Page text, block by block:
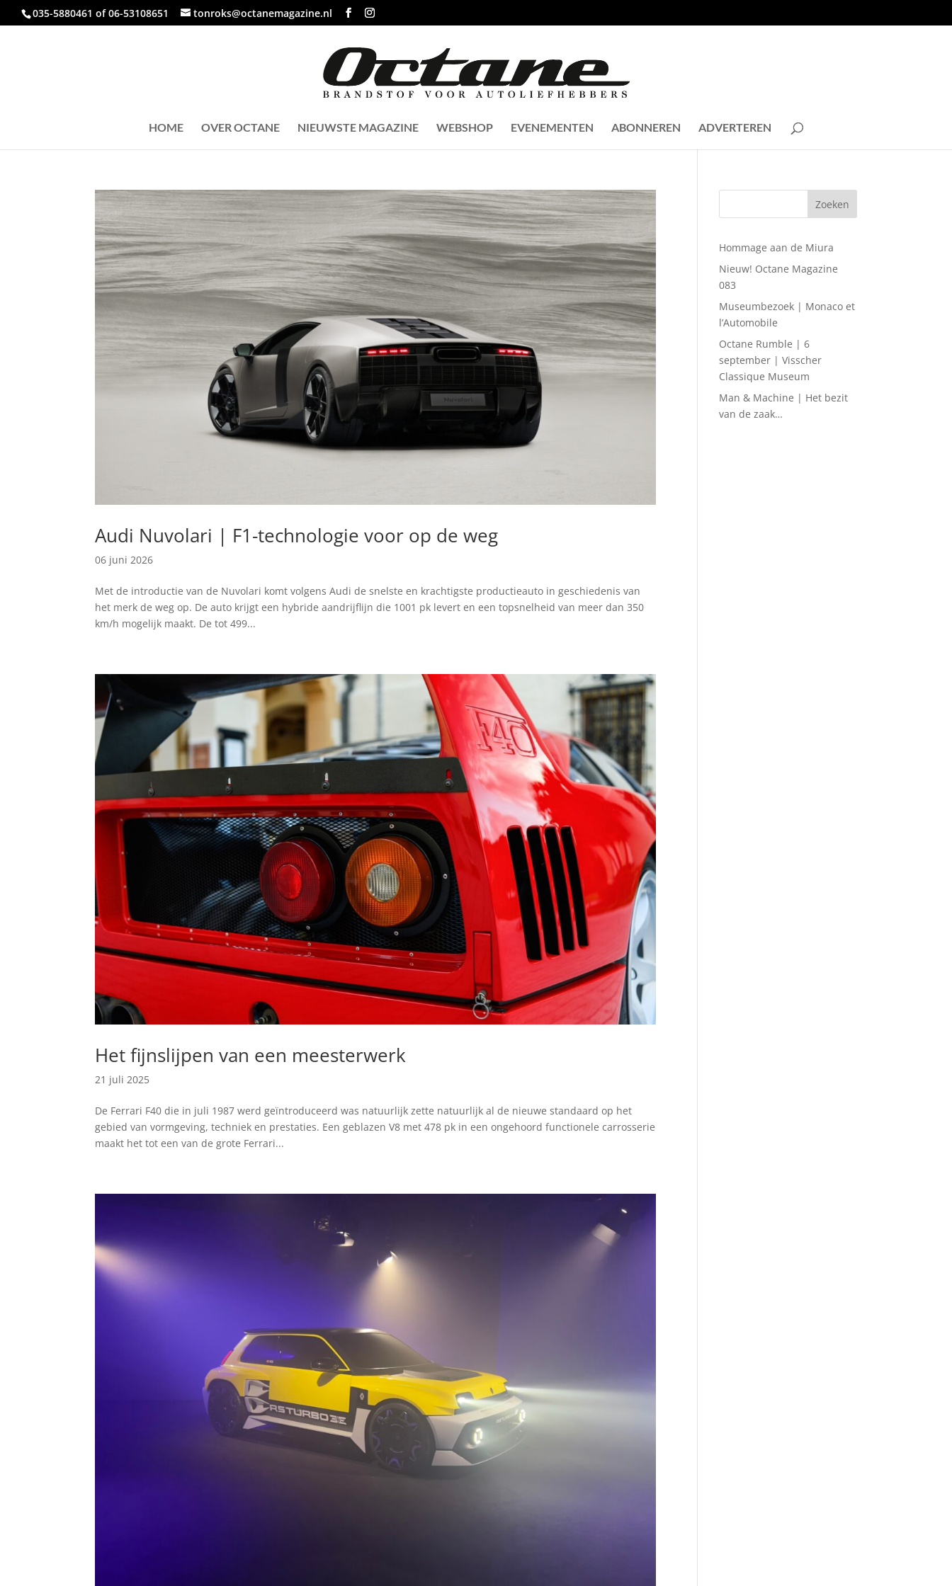
035-5880461 of 06-53108651 tonroks@octanemagazine.nl
HOME OVER OCTANE NIEUWSTE MAGAZINE WEBSHOP EVENEMENTEN ABONNEREN ADVERTEREN
Audi Nuvolari | F1-technologie voor op de weg
06 juni 2026
Met de introductie van de Nuvolari komt volgens Audi de snelste en krachtigste productieauto in geschiedenis van
het merk de weg op. De auto krijgt een hybride aandrijflijn die 1001 pk levert en een topsnelheid van meer dan 350
km/h mogelijk maakt. De tot 499...
Het fijnslijpen van een meesterwerk
21 juli 2025
De Ferrari F40 die in juli 1987 werd geïntroduceerd was natuurlijk zette natuurlijk al de nieuwe standaard op het
gebied van vormgeving, techniek en prestaties. Een geblazen V8 met 478 pk in een ongehoord functionele carrosserie
maakt het tot een van de grote Ferrari...
Hommage aan de Miura
Nieuw! Octane Magazine
083
Museumbezoek | Monaco et
l’Automobile
Octane Rumble | 6
september | Visscher
Classique Museum
Man & Machine | Het bezit
van de zaak…